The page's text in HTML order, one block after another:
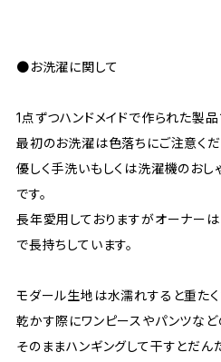
●お洗濯に関して
1点ずつハンドメイドで作られた製品
最初のお洗濯は色落ちにご注意くだ
優しく手洗いもしくは洗濯機のお
です。
長年愛用しておりますがオーナー
で長持ちしています。
モダール生地は水濡れすると重たく
乾かす際にワンピースやパンツな
そのままハンギングして干すとだん